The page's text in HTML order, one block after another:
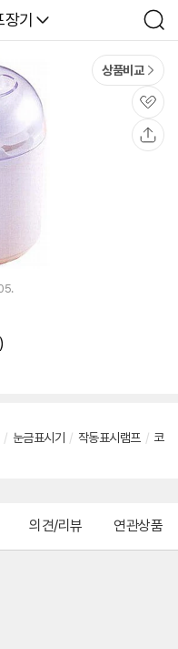
기
검
색
상품비교
관
심
/ 눈금표시기 / 작동표시램프 / 코
의견/리뷰 연관상품